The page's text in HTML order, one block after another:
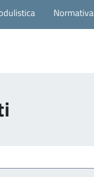
Normativa